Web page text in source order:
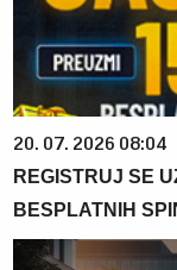
20. 07. 2026 08:04
REGISTRUJ SE
BESPLATNIH